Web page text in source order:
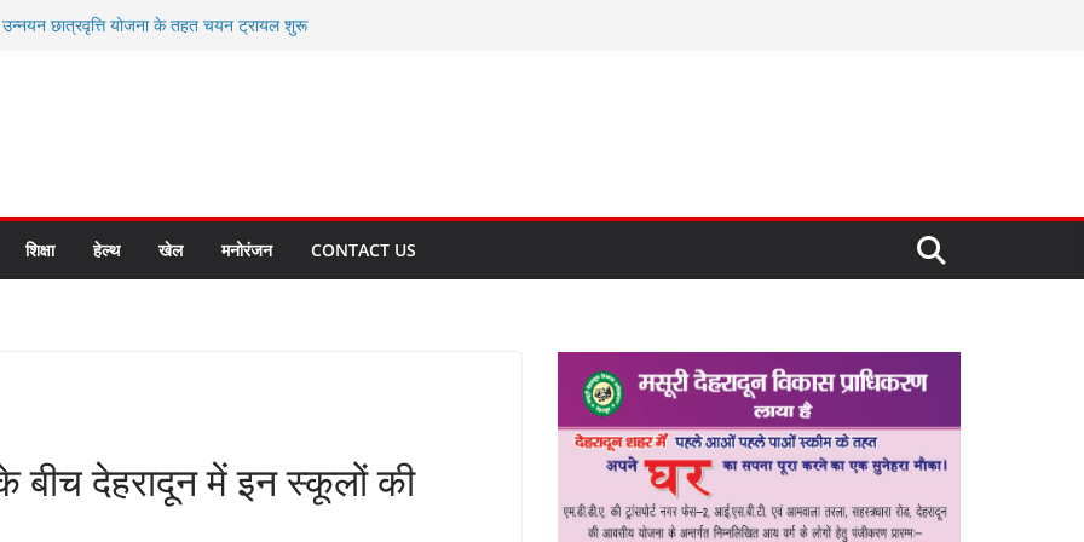
उन्नयन छात्रवृत्ति योजना के तहत चयन ट्रायल शुरू
के लिए अल्मोड़ा की गर्विता भाकुनी का
मित्र कैडेट्स का हुआ है चयन
सबसे बड़ी ताकत : मुख्यमंत्री पुष्कर सिंह धामी
बनाने के संकल्प को करना होगा साकार- मुख्यमंत्री
शिक्षा हेल्थ खेल मनोरंजन CONTACT US
देहरादून में इन स्कूलों की